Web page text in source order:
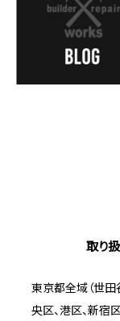
取り
東京都全域（世田
央区、港区、新宿